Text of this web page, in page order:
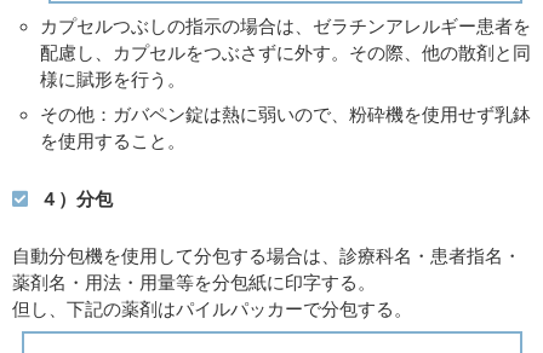
カプセルつぶしの指示の場合は、ゼラチンアレルギー患者を
配慮し、カプセルをつぶさずに外す。その際、他の散剤と同
様に賦形を行う。
その他：ガバペン錠は熱に弱いので、粉砕機を使用せず乳鉢
を使用すること。
４）分包
自動分包機を使用して分包する場合は、診療科名・患者指名・
薬剤名・用法・用量等を分包紙に印字する。
但し、下記の薬剤はパイルパッカーで分包する。